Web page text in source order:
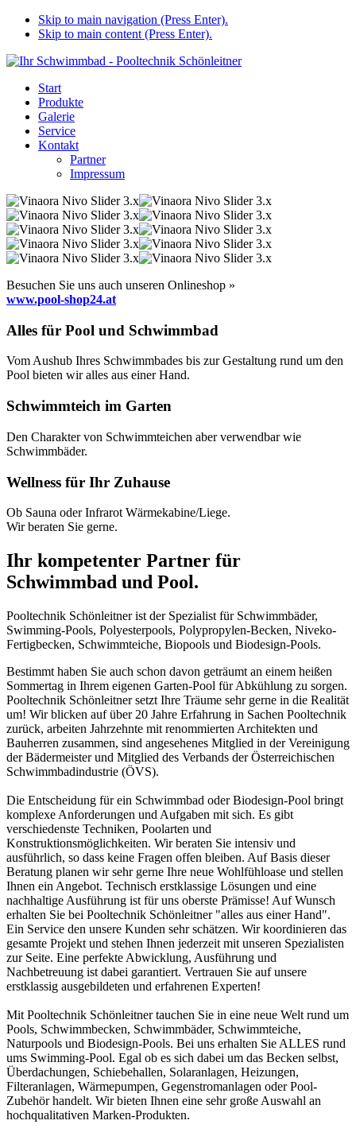
Skip to main navigation (Press Enter).
Skip to main content (Press Enter).
Start
Produkte
Galerie
Service
Kontakt
Partner
Impressum
Besuchen Sie uns auch unseren Onlineshop »
www.pool-shop24.at
Alles für Pool und Schwimmbad
Vom Aushub Ihres Schwimmbades bis zur Gestaltung rund um den
Pool bieten wir alles aus einer Hand.
Schwimmteich im Garten
Den Charakter von Schwimmteichen aber verwendbar wie
Schwimmbäder.
Wellness für Ihr Zuhause
Ob Sauna oder Infrarot Wärmekabine/Liege.
Wir beraten Sie gerne.
Ihr kompetenter Partner für
Schwimmbad und Pool.
Pooltechnik Schönleitner ist der Spezialist für Schwimmbäder,
Swimming-Pools, Polyesterpools, Polypropylen-Becken, Niveko-
Fertigbecken, Schwimmteiche, Biopools und Biodesign-Pools.
Bestimmt haben Sie auch schon davon geträumt an einem heißen
Sommertag in Ihrem eigenen Garten-Pool für Abkühlung zu sorgen.
Pooltechnik Schönleitner setzt Ihre Träume sehr gerne in die Realität
um! Wir blicken auf über 20 Jahre Erfahrung in Sachen Pooltechnik
zurück, arbeiten Jahrzehnte mit renommierten Architekten und
Bauherren zusammen, sind angesehenes Mitglied in der Vereinigung
der Bädermeister und Mitglied des Verbands der Österreichischen
Schwimmbadindustrie (ÖVS).
Die Entscheidung für ein Schwimmbad oder Biodesign-Pool bringt
komplexe Anforderungen und Aufgaben mit sich. Es gibt
verschiedenste Techniken, Poolarten und
Konstruktionsmöglichkeiten. Wir beraten Sie intensiv und
ausführlich, so dass keine Fragen offen bleiben. Auf Basis dieser
Beratung planen wir sehr gerne Ihre neue Wohlfühloase und stellen
Ihnen ein Angebot. Technisch erstklassige Lösungen und eine
nachhaltige Ausführung ist für uns oberste Prämisse! Auf Wunsch
erhalten Sie bei Pooltechnik Schönleitner "alles aus einer Hand".
Ein Service den unsere Kunden sehr schätzen. Wir koordinieren das
gesamte Projekt und stehen Ihnen jederzeit mit unseren Spezialisten
zur Seite. Eine perfekte Abwicklung, Ausführung und
Nachbetreuung ist dabei garantiert. Vertrauen Sie auf unsere
erstklassig ausgebildeten und erfahrenen Experten!
Mit Pooltechnik Schönleitner tauchen Sie in eine neue Welt rund um
Pools, Schwimmbecken, Schwimmbäder, Schwimmteiche,
Naturpools und Biodesign-Pools. Bei uns erhalten Sie ALLES rund
ums Swimming-Pool. Egal ob es sich dabei um das Becken selbst,
Überdachungen, Schiebehallen, Solaranlagen, Heizungen,
Filteranlagen, Wärmepumpen, Gegenstromanlagen oder Pool-
Zubehör handelt. Wir bieten Ihnen eine sehr große Auswahl an
hochqualitativen Marken-Produkten.